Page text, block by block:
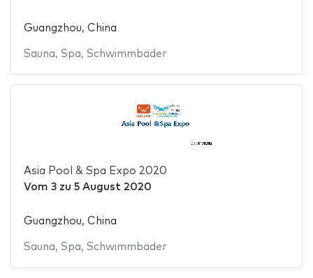
Guangzhou, China
Sauna, Spa, Schwimmbäder
Asia Pool & Spa Expo 2020
Vom 3zu 5 August 2020
Guangzhou, China
Sauna, Spa, Schwimmbäder